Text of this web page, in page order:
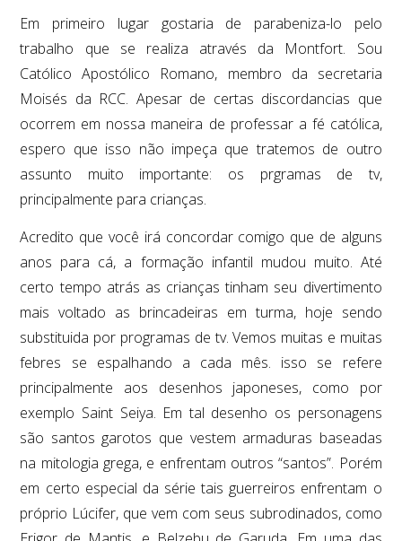
Em primeiro lugar gostaria de parabeniza-lo pelo
trabalho que se realiza através da Montfort. Sou
Católico Apostólico Romano, membro da secretaria
Moisés da RCC. Apesar de certas discordancias que
ocorrem em nossa maneira de professar a fé católica,
espero que isso não impeça que tratemos de outro
assunto muito importante: os prgramas de tv,
principalmente para crianças.
Acredito que você irá concordar comigo que de alguns
anos para cá, a formação infantil mudou muito. Até
certo tempo atrás as crianças tinham seu divertimento
mais voltado as brincadeiras em turma, hoje sendo
substituida por programas de tv. Vemos muitas e muitas
febres se espalhando a cada mês. isso se refere
principalmente aos desenhos japoneses, como por
exemplo Saint Seiya. Em tal desenho os personagens
são santos garotos que vestem armaduras baseadas
na mitologia grega, e enfrentam outros “santos”. Porém
em certo especial da série tais guerreiros enfrentam o
próprio Lúcifer, que vem com seus subrodinados, como